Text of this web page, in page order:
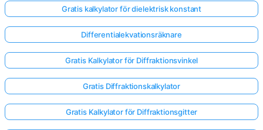
Gratis kalkylator för dielektrisk konstant
Differentialekvationsräknare
Gratis Kalkylator för Diffraktionsvinkel
Gratis Diffraktionskalkylator
Gratis Kalkylator för Diffraktionsgitter